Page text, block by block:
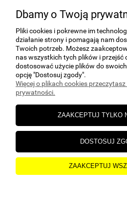
Kujawski
E-MAIL
Dbamy o Twoją
Pliki cookies i pokrewne im
działanie strony i pomagają nam
Twoich potrzeb. Możesz
nas wszystkich tych plików i przejść
dostosować użycie plików do
opcję "Dostosuj zgody".
Więcej o plikach cookies
prywatności.
ZAAKCEPTUJ TYLKO
DOSTOSUJ
ZAAKCEPTUJ